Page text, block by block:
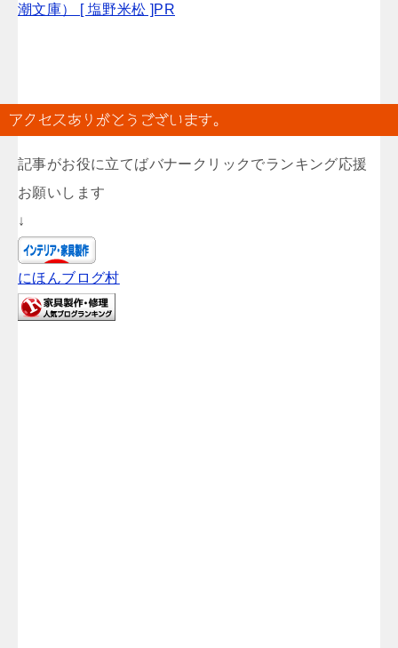
潮文庫） [ 塩野米松 ]PR
アクセスありがとうございます。
記事がお役に立てばバナークリックでランキング応援
お願いします
↓
にほんブログ村